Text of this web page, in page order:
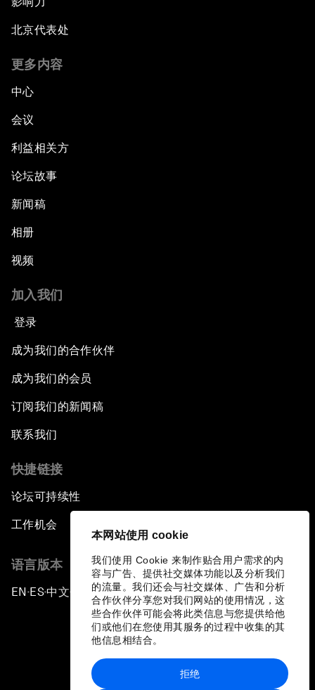
本网站使用 cookie
我们使用 Cookie 来制作贴合用户需求的内
容与广告、提供社交媒体功能以及分析我们
的流量。我们还会与社交媒体、广告和分析
合作伙伴分享您对我们网站的使用情况，这
些合作伙伴可能会将此类信息与您提供给他
们或他们在您使用其服务的过程中收集的其
他信息相结合。
拒绝
北京代表处
更多内容
中心
会议
利益相关方
论坛故事
新闻稿
相册
视频
加入我们
登录
成为我们的合作伙伴
成为我们的会员
订阅我们的新闻稿
联系我们
快捷链接
论坛可持续性
工作机会
语言版本
EN ▪ES▪中文▪ 日本語